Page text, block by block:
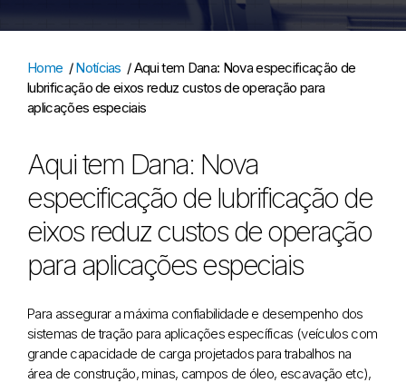
Home /Notícias /Aqui tem Dana: Nova especificação de
lubrificação de eixos reduz custos de operação para
aplicações especiais
Aqui tem Dana: Nova
especificação de lubrificação de
eixos reduz custos de operação
para aplicações especiais
Para assegurar a máxima confiabilidade e desempenho dos
sistemas de tração para aplicações específicas (veículos com
grande capacidade de carga projetados para trabalhos na
área de construção, minas, campos de óleo, escavação etc),